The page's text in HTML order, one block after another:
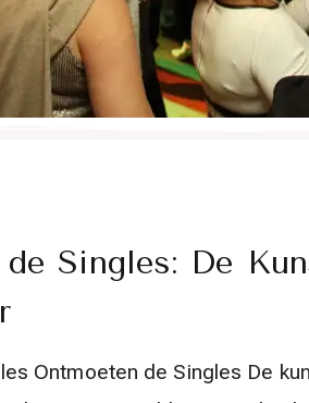
Singles: De
Ontmoeten de Singles De